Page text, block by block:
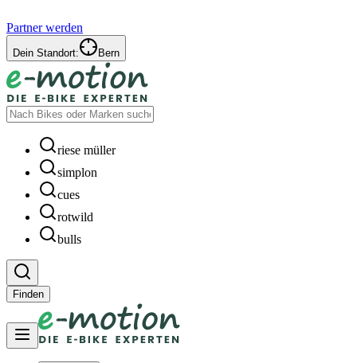
Partner werden
Dein Standort: Bern
riese müller
simplon
cues
rotwild
bulls
Finden